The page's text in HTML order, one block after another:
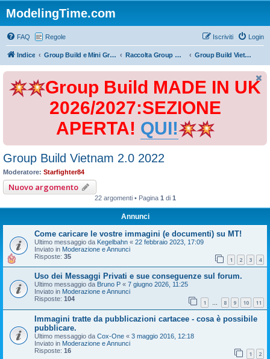
ModelingTime.com
FAQ Regole Login
Iscriviti
Indice Group Build e Mini Group Build Raccolta Group Build Group Build Vietnam 2.0 2022
Group Build MADE IN UK
2026/2027:SEZIONE
APERTA! QUI!
Group Build Vietnam 2.0 2022
Moderatore: Starfighter84
Nuovo argomento
22 argomenti • Pagina 1 di 1
Annunci
Come caricare le vostre immagini (e documenti) su MT!
Ultimo messaggio da Kegelbahn « 22 febbraio 2023, 17:09
Inviato in Moderazione e Annunci
Risposte: 35 1 2 3 4
Uso dei Messaggi Privati e sue conseguenze sul forum.
Ultimo messaggio da Bruno P « 7 giugno 2026, 11:25
Inviato in Moderazione e Annunci
Risposte: 104 1 … 8 9 10 11
Immagini tratte da pubblicazioni cartacee - cosa è possibile
pubblicare.
Ultimo messaggio da Cox-One « 3 maggio 2016, 12:18
Inviato in Moderazione e Annunci
Risposte: 16 1 2